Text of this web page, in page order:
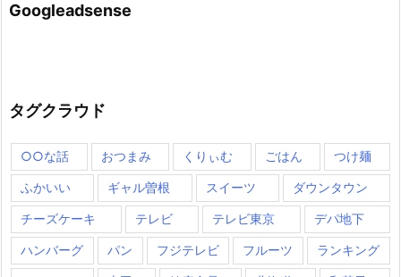
Googleadsense
タグクラウド
○○な話 おつまみ くりぃむ ごはん つけ麺
ふかいい ギャル曽根 スイーツ ダウンタウン
チーズケーキ テレビ テレビ東京 デパ地下
ハンバーグ パン フジテレビ フルーツ ランキング